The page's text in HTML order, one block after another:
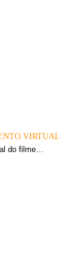
VIRTUAL
do filme…